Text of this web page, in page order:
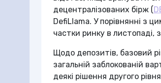
децентралізованих бірж (
DefiLlama. У порівнянні з
частки ринку в листопаді,
Щодо депозитів, базовий
загальній заблокованій
деякі рішення другого